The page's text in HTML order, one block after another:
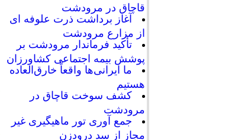
قاچاق در مرودشت
آغاز برداشت ذرت علوفه ای
از مزارع مرودشت
تأکید فرماندار مرودشت بر
پوشش بیمه اجتماعی کشاورزان
ما ایرانی‌ها واقعاً خارق‌العاده
هستیم
کشف سوخت قاچاق در
مرودشت
جمع آوری تور ماهیگیری غیر
مجاز از سد درودزن